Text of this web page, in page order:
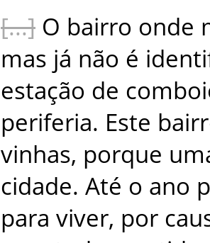
O bairro onde
mas já não é
estação de
periferia. Este
vinhas, porque
cidade. Até o ano
para viver, por